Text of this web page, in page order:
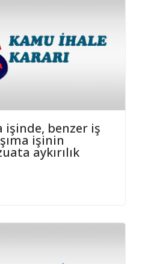
işinde, benzer iş
işinin
aykırılık